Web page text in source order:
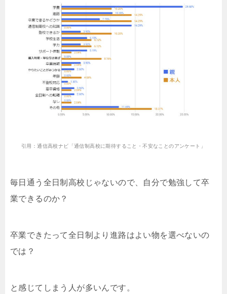
引用：通信高校ナビ「通信制高校に期待すること・不安なことのアンケート」
毎日通う全日制高校じゃないので、自分で勉強して卒
業できるのか？
卒業できたって全日制より進路はよい物を選べないの
では？
と感じてしまう人が多いんです。